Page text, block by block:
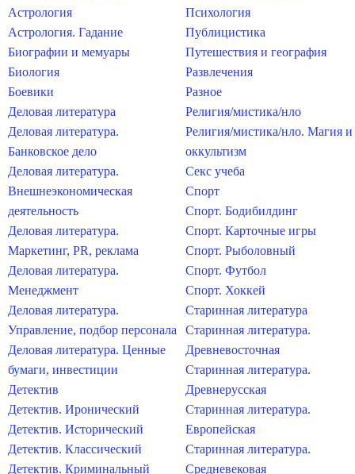
Астрология
Астрология. Гадание
Биографии и мемуары
Биология
Боевики
Деловая литература
Деловая литература.
Банковское дело
Деловая литература.
Внешнеэкономическая
деятельность
Деловая литература.
Маркетинг, PR, реклама
Деловая литература.
Менеджмент
Деловая литература.
Управление, подбор персонала
Деловая литература. Ценные
бумаги, инвестиции
Детектив
Детектив. Иронический
Детектив. Исторический
Детектив. Классический
Детектив. Криминальный
Психология
Публицистика
Путешествия и география
Развлечения
Разное
Религия/мистика/нло
Религия/мистика/нло. Магия и
оккультизм
Секс учеба
Спорт
Спорт. Бодибилдинг
Спорт. Карточные игры
Спорт. Рыболовный
Спорт. Футбол
Спорт. Хоккей
Старинная литература
Старинная литература.
Древневосточная
Старинная литература.
Древнерусская
Старинная литература.
Европейская
Старинная литература.
Средневековая